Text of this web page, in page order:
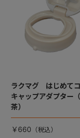
ラクマグ はじめて
キャップアダプター
茶）
￥660